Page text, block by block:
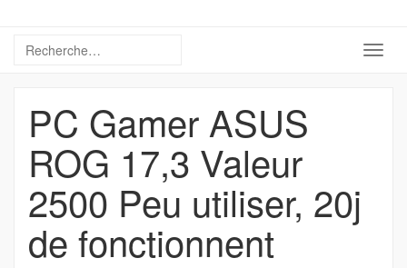
PC Gamer ASUS
ROG 17,3 Valeur
2500 Peu utiliser, 20j
de fonctionnent